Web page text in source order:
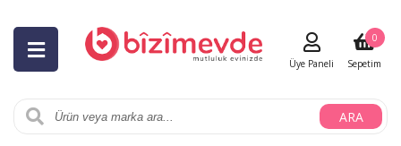
ARA
Üye Paneli Sepetim
0